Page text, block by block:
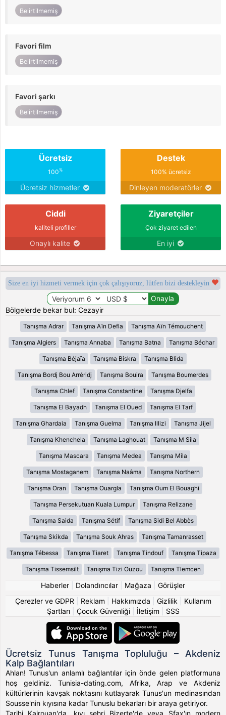
Belirtilmemiş
Favori film
Belirtilmemiş
Favori şarkı
Belirtilmemiş
Ücretsiz
100%
Ücretsiz hizmetler
Destek
100% ücretsiz
Dinleyen moderatörler
Ciddi
kaliteli profiller
Onaylı kalite
Ziyaretçiler
Çok ziyaret edilen
En iyi
Size en iyi hizmeti vermek için çok çalışıyoruz, lütfen bizi destekleyin
Bölgelerde bekar bul: Cezayir
Tanışma Adrar Tanışma Aïn Defla Tanışma Aïn Témouchent
Tanışma Algiers Tanışma Annaba Tanışma Batna Tanışma Béchar
Tanışma Béjaïa Tanışma Biskra Tanışma Blida
Tanışma Bordj Bou Arréridj Tanışma Bouira Tanışma Boumerdes
Tanışma Chlef Tanışma Constantine Tanışma Djelfa
Tanışma El Bayadh Tanışma El Oued Tanışma El Tarf
Tanışma Ghardaia Tanışma Guelma Tanışma Illizi Tanışma Jijel
Tanışma Khenchela Tanışma Laghouat Tanışma M Sila
Tanışma Mascara Tanışma Medea Tanışma Mila
Tanışma Mostaganem Tanışma Naâma Tanışma Northern
Tanışma Oran Tanışma Ouargla Tanışma Oum El Bouaghi
Tanışma Persekutuan Kuala Lumpur Tanışma Relizane
Tanışma Saida Tanışma Sétif Tanışma Sidi Bel Abbès
Tanışma Skikda Tanışma Souk Ahras Tanışma Tamanrasset
Tanışma Tébessa Tanışma Tiaret Tanışma Tindouf Tanışma Tipaza
Tanışma Tissemsilt Tanışma Tizi Ouzou Tanışma Tlemcen
Haberler Dolandırıcılar Mağaza
Görüşler
Çerezler ve GDPR
Reklam Hakkımızda Gizlilik
Kullanım
Şartları| Çocuk Güvenliği| İletişim SSS
Ücretsiz Tunus Tanışma Topluluğu – Akdeniz
Kalp Bağlantıları
Ahlan! Tunus'un anlamlı bağlantılar için önde gelen platformuna
hoş geldiniz. Tunisia-dating.com, Afrika, Arap ve Akdeniz
kültürlerinin kavşak noktasını kutlayarak Tunus'un medinasından
Sousse'nin kıyısına kadar Tunuslu bekarları bir araya getiriyor.
Tarihi Kairouan'da, kıyı şehri Bizerte'de veya Sfax'ın modern